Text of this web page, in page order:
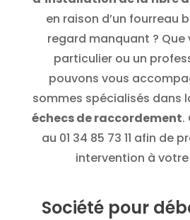
en raison d’un fourreau
regard manquant ? Que
particulier ou un
pouvons vous
sommes spécialisés dans
échecs de raccordement.
au 01 34 85 73 11 afin de
intervention à
Société pour